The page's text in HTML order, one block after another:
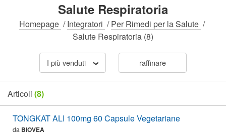
Salute Respiratoria
Homepage /Integratori /Per Rimedi per la Salute /
Salute Respiratoria (8)
I più venduti raffinare
Articoli (8)
TONGKAT ALI 100mg 60 Capsule Vegetariane
da BIOVEA